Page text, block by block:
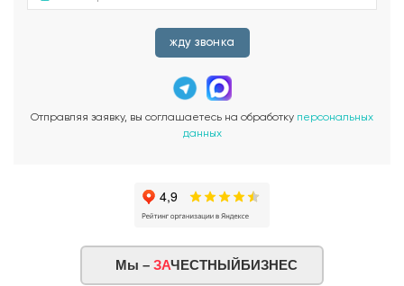
жду звонка
Отправляя заявку, вы соглашаетесь на обработку персональных
данных
Мы – ЗАЧЕСТНЫЙБИЗНЕС